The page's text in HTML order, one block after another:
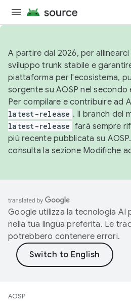
A partire dal 2026, per
sviluppo trunk stabile e
piattaforma per l'ecosistema,
sorgente su AOSP nel
Per compilare e contribuire ad
latest-release . Il branch del
latest-release farà sempre
più recente pubblicata su
consulta la sezione Modifiche
Google utilizza la tecnologia AI
nella tua lingua preferita. Le
potrebbero contenere errori.
AOSP